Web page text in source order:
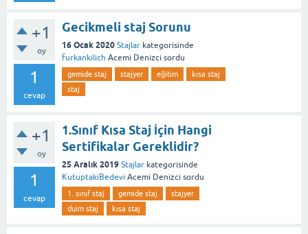
+1
oy
1
cevap
Gecikmeli staj Sorunu
16 Ocak 2020 Stajlar kategorisinde
furkankilich Acemi Denizci sordu
gemide staj stajyer eğitim
kısa staj
staj
+1
oy
1
cevap
1.Sınıf Kısa Staj İçin Hangi
Sertifikalar Gereklidir?
25 Aralık 2019 Stajlar kategorisinde
KutuptakiBedevi Acemi Denizci sordu
1. sınıf staj gemide staj
stajyer
duim staj
kısa staj